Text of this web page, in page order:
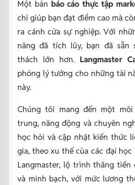
Một bản báo cáo thực tập
chỉ giúp bạn đạt điểm cao mà
ra cánh cửa sự nghiệp. Với
năng đã tích lũy, bạn đã sẵn
thách lớn hơn. Langmaster
phóng lý tưởng cho những tài
này.
Chúng tôi mang đến một
trung, năng động và chuyên
học hỏi và cập nhật kiến thức
gia, theo xu thế của các đại học
Langmaster, lộ trình thăng
và minh bạch, với mức lương